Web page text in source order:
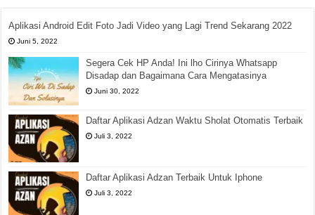
Aplikasi Android Edit Foto Jadi Video yang Lagi Trend Sekarang 2022
Juni 5, 2022
Segera Cek HP Anda! Ini lho Cirinya Whatsapp
Disadap dan Bagaimana Cara Mengatasinya
Juni 30, 2022
Daftar Aplikasi Adzan Waktu Sholat Otomatis Terbaik
Juli 3, 2022
Daftar Aplikasi Adzan Terbaik Untuk Iphone
Juli 3, 2022